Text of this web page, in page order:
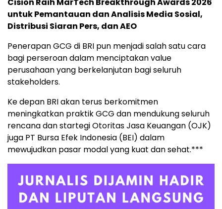
Cision Raih MarTech Breakthrough Awards 2026
untuk Pemantauan dan Analisis Media Sosial,
Distribusi Siaran Pers, dan AEO
Penerapan GCG di BRI pun menjadi salah satu cara
bagi perseroan dalam menciptakan value
perusahaan yang berkelanjutan bagi seluruh
stakeholders.
Ke depan BRI akan terus berkomitmen
meningkatkan praktik GCG dan mendukung seluruh
rencana dan startegi Otoritas Jasa Keuangan (OJK)
juga PT Bursa Efek Indonesia (BEI) dalam
mewujudkan pasar modal yang kuat dan sehat.***